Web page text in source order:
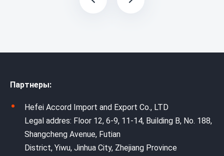
Партнеры:
Hefei Accord Import and Export Co., LTD
Legal addres: Floor 12, 6-9, 11-14, Building B, No. 188,
Shangcheng Avenue, Futian
District, Yiwu, Jinhua City, Zhejiang Province